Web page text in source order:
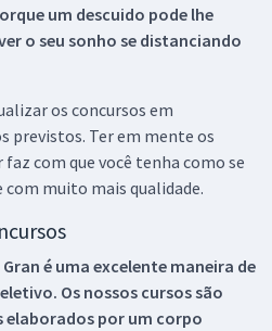
um descuido pode lhe
o seu sonho se distanciando
os concursos em
previstos. Ter em mente os
com que você tenha como se
muito mais qualidade.
é uma excelente maneira de
Os nossos cursos são
por um corpo